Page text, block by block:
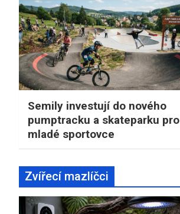
Semily investují do nového
pumptracku a skateparku pro
mladé sportovce
Zvířecí mazlíčci